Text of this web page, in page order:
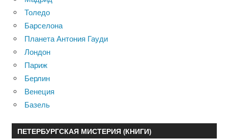
Толедо
Барселона
Планета Антония Гауди
Лондон
Париж
Берлин
Венеция
Базель
ПЕТЕРБУРГСКАЯ МИСТЕРИЯ (КНИГИ)